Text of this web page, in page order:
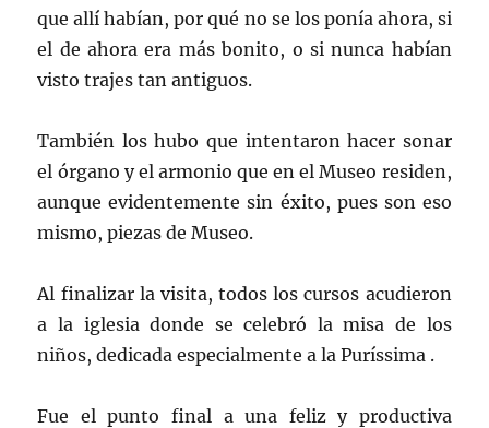
que allí habían, por qué no se los ponía ahora, si
el de ahora era más bonito, o si nunca habían
visto trajes tan antiguos.
También los hubo que intentaron hacer sonar
el órgano y el armonio que en el Museo residen,
aunque evidentemente sin éxito, pues son eso
mismo, piezas de Museo.
Al finalizar la visita, todos los cursos acudieron
a la iglesia donde se celebró la misa de los
niños, dedicada especialmente a la Puríssima .
Fue el punto final a una feliz y productiva